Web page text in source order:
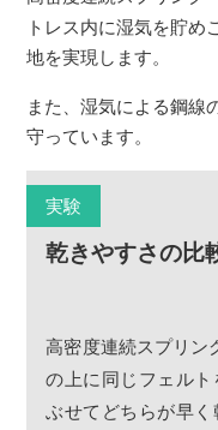
トレス内に湿気を貯め
地を実現します。
また、湿気による鋼線
守っています。
実験
乾きやすさの比
高密度連続スプリン
の上に同じフェル
ぶせてどちらが早